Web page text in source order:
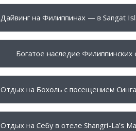
2590 $ ПОДРОБНЕЕ
3025 $ ПОДРОБНЕЕ
Богатое наследие Филиппинских
1263 $ ПОДРОБНЕЕ
1144 $ ПОДРОБНЕЕ